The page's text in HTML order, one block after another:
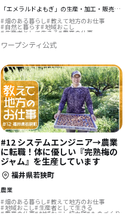
「エメラルドよもぎ」の生産・加工・販売事業
畑のある暮らし 教えて地方のお仕事
自然と暮らす 地域おこし
生産者として生きる 農業の仕事
ワープシティ公式
#12 システムエンジニア→農業
に転職！体に優しい『完熟梅の
ジャム』を生産しています
福井県若狭町
農業
畑のある暮らし 教えて地方のお仕事
地域おこし 生産者として生きる
農業の仕事 地域おこし協力隊 ものづくり